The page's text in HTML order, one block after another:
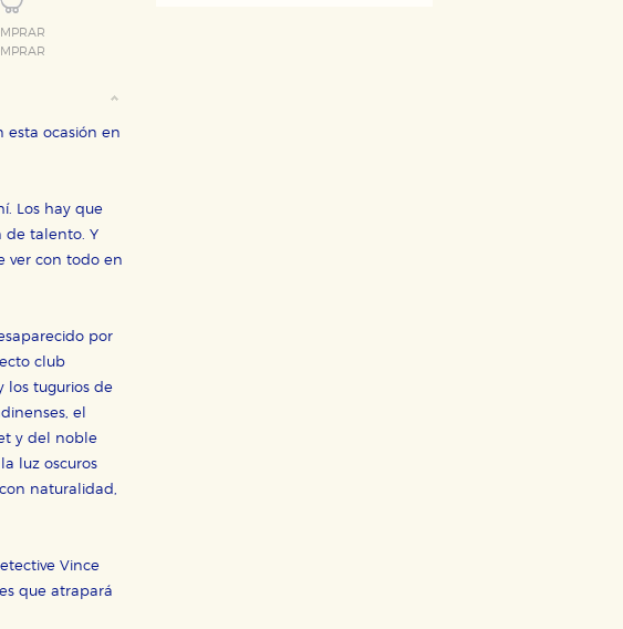
esta ocasión en
Los hay que
de talento. Y
ver con todo en
por
club
los tugurios de
el
y del noble
luz oscuros
naturalidad,
Vince
que atrapará
HABILITAR TODO
desde nuestro sistema. Es posible
web dejen de funcionar correctamente.
funcionamiento de nuestro sitio web. Almacenan
visita. La información es agregada y, por lo